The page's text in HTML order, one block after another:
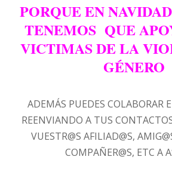
PORQUE EN
TENEMOS QUE
VICTIMAS DE LA
GÉNERO
ADEMÁS PUEDES COLABORAR
REENVIANDO A TUS
VUESTR@S AFILIAD@S,
COMPAÑER@S, ETC A